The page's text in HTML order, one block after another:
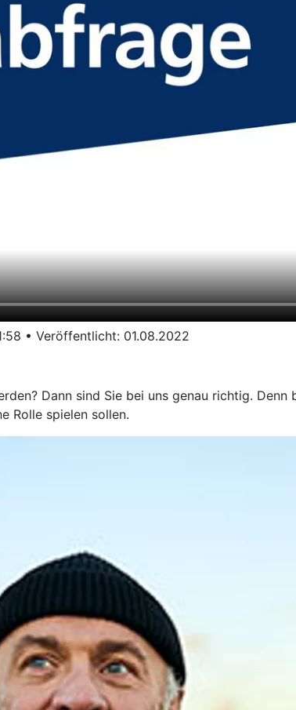
• Veröffentlicht: 01.08.2022
Dann sind Sie bei uns genau richtig.
Rolle spielen sollen.